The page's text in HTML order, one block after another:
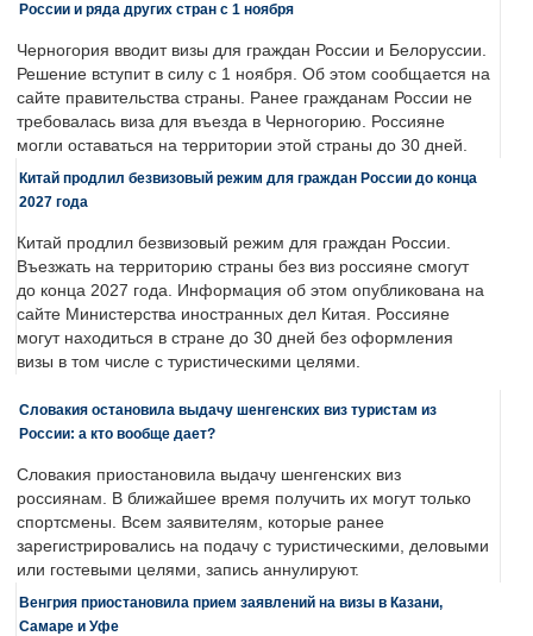
России и ряда других стран с 1 ноября
Черногория вводит визы для граждан России и Белоруссии.
Решение вступит в силу с 1 ноября. Об этом сообщается на
сайте правительства страны. Ранее гражданам России не
требовалась виза для въезда в Черногорию. Россияне
могли оставаться на территории этой страны до 30 дней.
Китай продлил безвизовый режим для граждан России до конца
2027 года
Китай продлил безвизовый режим для граждан России.
Въезжать на территорию страны без виз россияне смогут
до конца 2027 года. Информация об этом опубликована на
сайте Министерства иностранных дел Китая. Россияне
могут находиться в стране до 30 дней без оформления
визы в том числе с туристическими целями.
Словакия остановила выдачу шенгенских виз туристам из
России: а кто вообще дает?
Словакия приостановила выдачу шенгенских виз
россиянам. В ближайшее время получить их могут только
спортсмены. Всем заявителям, которые ранее
зарегистрировались на подачу с туристическими, деловыми
или гостевыми целями, запись аннулируют.
Венгрия приостановила прием заявлений на визы в Казани,
Самаре и Уфе